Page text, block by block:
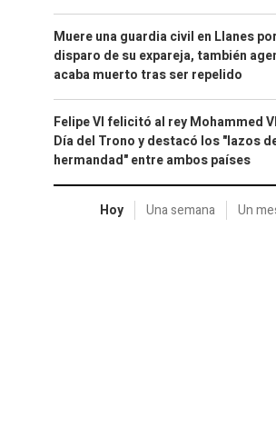
Muere una guardia civil en Llanes por
disparo de su expareja, también
acaba muerto tras ser repelido
Felipe VI felicitó al rey Mohammed
Día del Trono y destacó los "lazos
hermandad" entre ambos países
Hoy Una semana Un